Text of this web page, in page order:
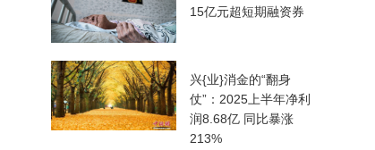
15亿元超短期融资券
兴{业}消金的“翻身
仗”：2025上半年净利
润8.68亿 同比暴涨
213%